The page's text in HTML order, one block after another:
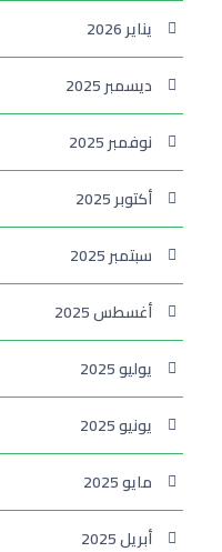
يناير 2026
ديسمبر 2025
نوفمبر 2025
أكتوبر 2025
سبتمبر 2025
أغسطس 2025
يوليو 2025
يونيو 2025
مايو 2025
أبريل 2025